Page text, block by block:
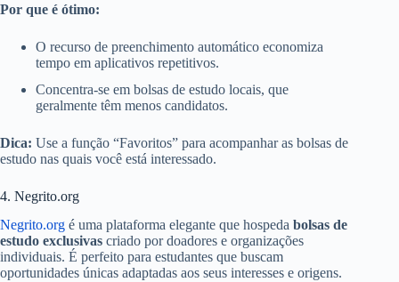
Por que é ótimo:
O recurso de preenchimento automático economiza
tempo em aplicativos repetitivos.
Concentra-se em bolsas de estudo locais, que
geralmente têm menos candidatos.
Dica: Use a função “Favoritos” para acompanhar as bolsas de
estudo nas quais você está interessado.
4. Negrito.org
Negrito.org é uma plataforma elegante que hospeda bolsas de
estudo exclusivas criado por doadores e organizações
individuais. É perfeito para estudantes que buscam
oportunidades únicas adaptadas aos seus interesses e origens.